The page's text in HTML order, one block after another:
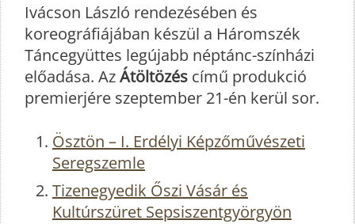
Ivácson László rendezésében és
koreográfiájában készül a Háromszék
Táncegyüttes legújabb néptánc-színházi
előadása. AzÁtöltözés című produkció
premierjére szeptember 21-én kerül sor.
Ösztön – I. Erdélyi Képzőművészeti
Seregszemle
Tizenegyedik Őszi Vásár és
Kultúrszüret Sepsiszentgyörgyön